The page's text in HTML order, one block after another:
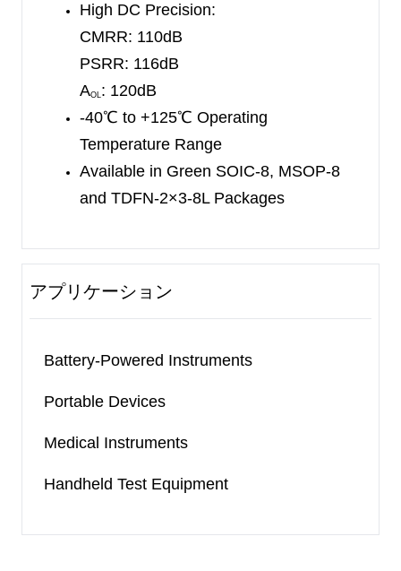
High DC Precision:
CMRR: 110dB
PSRR: 116dB
AOL: 120dB
-40℃ to +125℃ Operating
Temperature Range
Available in Green SOIC-8, MSOP-8
and TDFN-2×3-8L Packages
アプリケーション
Battery-Powered Instruments
Portable Devices
Medical Instruments
Handheld Test Equipment